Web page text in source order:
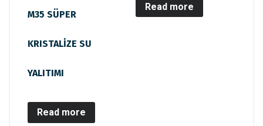
M35 SÜPER
KRISTALİZE SU
YALITIMI
Read more
Read more